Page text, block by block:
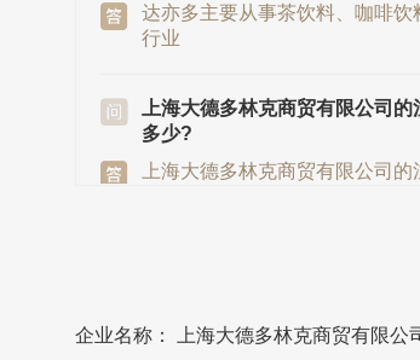
达亦多主要从事茶饮料、咖啡饮
行业
上海大德多林克商贸有限公司
多少?
上海大德多林克商贸有限公司的
企业名称： 上海大德多林克商贸有限公